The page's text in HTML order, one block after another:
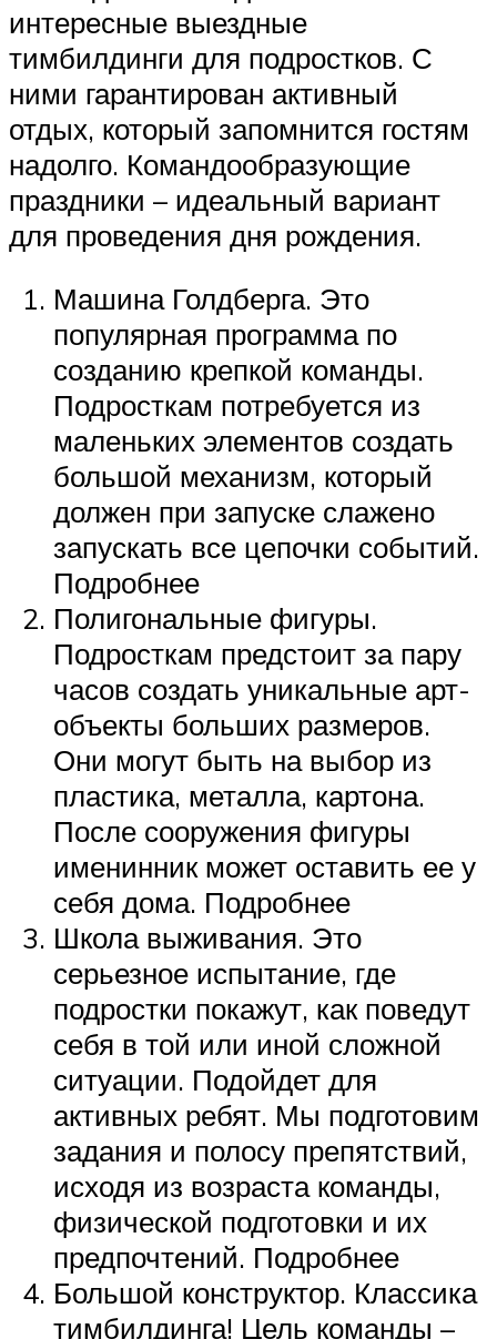
интересные выездные
тимбилдинги для подростков. С
ними гарантирован активный
отдых, который запомнится гостям
надолго. Командообразующие
праздники – идеальный вариант
для проведения дня рождения.
Машина Голдберга. Это
популярная программа по
созданию крепкой команды.
Подросткам потребуется из
маленьких элементов создать
большой механизм, который
должен при запуске слажено
запускать все цепочки событий.
Подробнее
Полигональные фигуры.
Подросткам предстоит за пару
часов создать уникальные арт-
объекты больших размеров.
Они могут быть на выбор из
пластика, металла, картона.
После сооружения фигуры
именинник может оставить ее у
себя дома. Подробнее
Школа выживания. Это
серьезное испытание, где
подростки покажут, как поведут
себя в той или иной сложной
ситуации. Подойдет для
активных ребят. Мы подготовим
задания и полосу препятствий,
исходя из возраста команды,
физической подготовки и их
предпочтений. Подробнее
Большой конструктор. Классика
тимбилдинга! Цель команды –